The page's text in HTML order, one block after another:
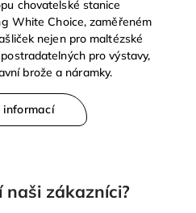
chovatelské stanice
White Choice, zaměřeném
nejen pro maltézské
pro výstavy,
brože a náramky.
informací
naši zákazníci?